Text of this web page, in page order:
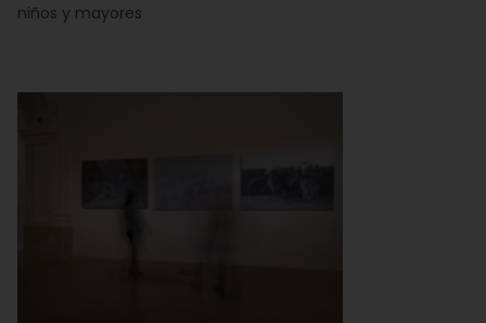
niños y mayores